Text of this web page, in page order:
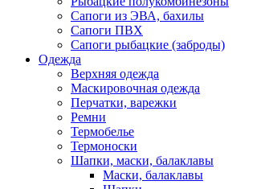
Сапоги из ЭВА, бахилы
Сапоги ПВХ
Сапоги рыбацкие (заброды)
Одежда
Верхняя одежда
Маскировочная одежда
Перчатки, варежки
Ремни
Термобелье
Термоноски
Шапки, маски, балаклавы
Маски, балаклавы